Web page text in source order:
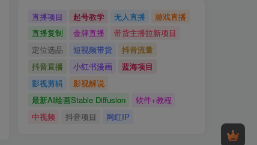
直播项目 起号教学 无人直播
游戏直播
直播复制
金牌直播
带货主播拉新项目
定位选品
短视频带货
抖音流量
抖音直播
小红书漫画
蓝海项目
影视剪辑
影视解说
最新AI绘画Stable Diffusion
软件+教程
中视频
抖音项目 网红IP